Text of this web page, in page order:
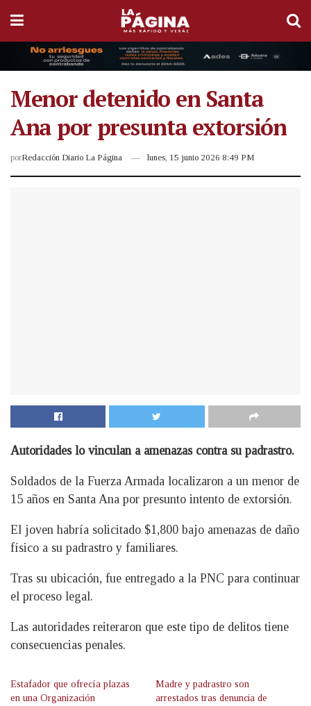
Menor detenido en Santa
Ana por presunta extorsión
porRedacción Diario La Página lunes, 15 junio 2026 8:49 PM
Autoridades lo vinculan a amenazas contra su padrastro.
Soldados de la Fuerza Armada localizaron a un menor de
15 años en Santa Ana por presunto intento de extorsión.
El joven habría solicitado $1,800 bajo amenazas de daño
físico a su padrastro y familiares.
Tras su ubicación, fue entregado a la PNC para continuar
el proceso legal.
Las autoridades reiteraron que este tipo de delitos tiene
consecuencias penales.
Estafador que ofrecía plazas
en una Organización
Madre y padrastro son
arrestados tras denuncia de